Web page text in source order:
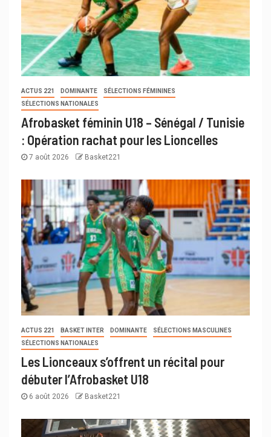
ACTUS 221 DOMINANTE
SÉLECTIONS FÉMININES
SÉLECTIONS NATIONALES
Afrobasket féminin U18 – Sénégal / Tunisie
: Opération rachat pour les Lioncelles
7 août 2026 Basket221
ACTUS 221 BASKET INTER DOMINANTE
SÉLECTIONS MASCULINES
SÉLECTIONS NATIONALES
Les Lionceaux s’offrent un récital pour
débuter l’Afrobasket U18
6 août 2026 Basket221